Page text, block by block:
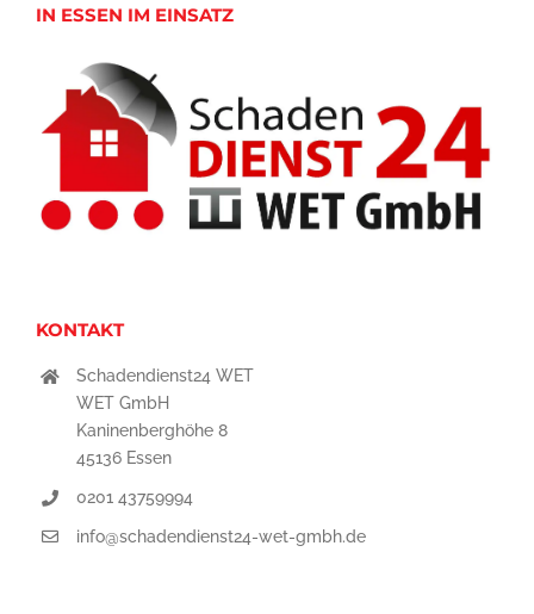
IN ESSEN IM EINSATZ
KONTAKT
Schadendienst24 WET
WET GmbH
Kaninenberghöhe 8
45136 Essen
0201 43759994
info@schadendienst24-wet-gmbh.de